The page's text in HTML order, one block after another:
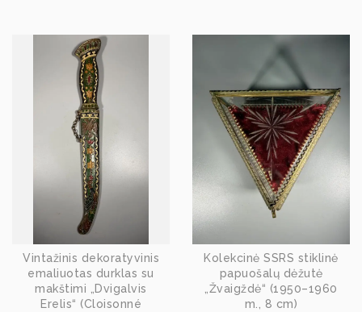
Vintažinis dekoratyvinis
emaliuotas durklas su
makštimi „Dvigalvis
Erelis“ (Cloisonné
Kolekcinė SSRS stiklinė
papuošalų dėžutė
„Žvaigždė“ (1950–1960
m., 8 cm)